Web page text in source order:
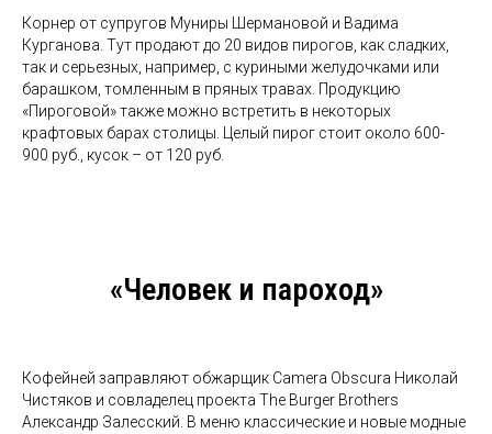
Корнер от супругов Муниры Шермановой и Вадима
Курганова. Тут продают до 20 видов пирогов, как сладких,
так и серьезных, например, с куриными желудочками или
барашком, томленным в пряных травах. Продукцию
«Пироговой» также можно встретить в некоторых
крафтовых барах столицы. Целый пирог стоит около 600-
900 руб., кусок – от 120 руб.
«Человек и пароход»
Кофейней заправляют обжарщик Camera Obscura Николай
Чистяков и совладелец проекта The Burger Brothers
Александр Залесский. В меню классические и новые модные